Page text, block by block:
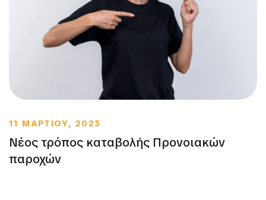
11 ΜΑΡΤΙΟΥ, 2025
Νέος τρόπος καταβολής Προνοιακών
παροχών